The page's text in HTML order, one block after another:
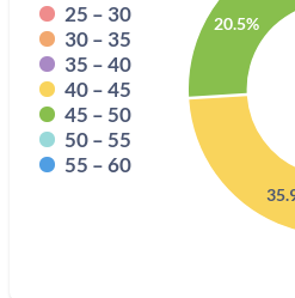
25 – 30
30 – 35
35 – 40
40 – 45
45 – 50
50 – 55
55 – 60
20.5%